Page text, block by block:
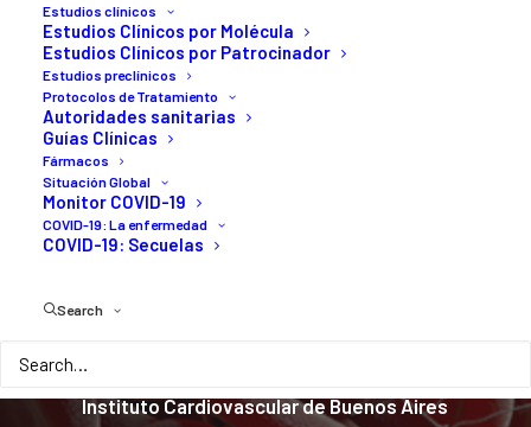
Estudios clínicos
Estudios Clínicos por Molécula
Estudios Clínicos por Patrocinador
Estudios preclínicos
Protocolos de Tratamiento
Autoridades sanitarias
Guías Clínicas
Fármacos
Situación Global
Monitor COVID-19
COVID-19: La enfermedad
COVID-19: Secuelas
Search
Laanticoagulación
rolclave
tratamiento
pacientes
COVID-19
Miembro
InstitutoCardiovasculardeBuenosAires